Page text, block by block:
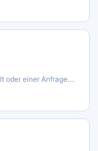
oder einer Anfrage....